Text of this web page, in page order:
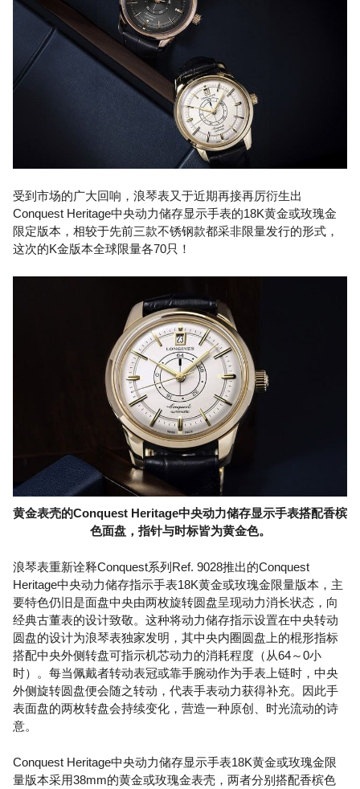
受到市场的广大回响，浪琴表又于近期再接再厉衍生出
Conquest Heritage中央动力储存显示手表的18K黄金或玫瑰金
限定版本，相较于先前三款不锈钢款都采非限量发行的形式，
这次的K金版本全球限量各70只！
黄金表壳的Conquest Heritage中央动力储存显示手表搭配香槟
色面盘，指针与时标皆为黄金色。
浪琴表重新诠释Conquest系列Ref. 9028推出的Conquest
Heritage中央动力储存指示手表18K黄金或玫瑰金限量版本，主
要特色仍旧是面盘中央由两枚旋转圆盘呈现动力消长状态，向
经典古董表的设计致敬。这种将动力储存指示设置在中央转动
圆盘的设计为浪琴表独家发明，其中央内圈圆盘上的棍形指标
搭配中央外侧转盘可指示机芯动力的消耗程度（从64～0小
时）。每当佩戴者转动表冠或靠手腕动作为手表上链时，中央
外侧旋转圆盘便会随之转动，代表手表动力获得补充。因此手
表面盘的两枚转盘会持续变化，营造一种原创、时光流动的诗
意。
Conquest Heritage中央动力储存显示手表18K黄金或玫瑰金限
量版本采用38mm的黄金或玫瑰金表壳，两者分别搭配香槟色